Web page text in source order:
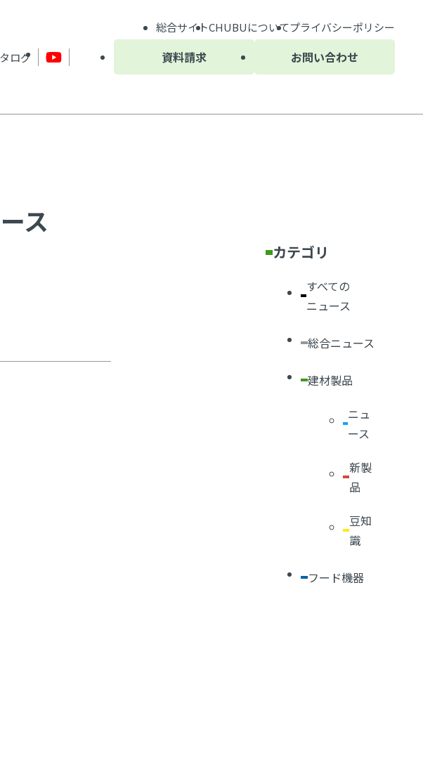
ログ 資料請求 お問い合わせ
総合サイトCHUBUについてプライバシーポリシー
ス
カテゴリ
すべての
ニュース
総合ニュース
建材製品
ニュ
ース
新製
品
豆知
識
フード機器